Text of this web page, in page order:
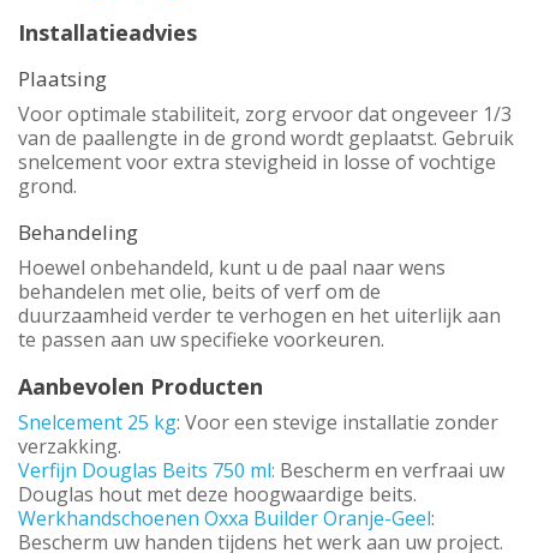
Installatieadvies
Plaatsing
Voor optimale stabiliteit, zorg ervoor dat ongeveer 1/3
van de paallengte in de grond wordt geplaatst. Gebruik
snelcement voor extra stevigheid in losse of vochtige
grond.
Behandeling
Hoewel onbehandeld, kunt u de paal naar wens
behandelen met olie, beits of verf om de
duurzaamheid verder te verhogen en het uiterlijk aan
te passen aan uw specifieke voorkeuren.
Aanbevolen Producten
Snelcement 25 kg: Voor een stevige installatie zonder
verzakking.
Verfijn Douglas Beits 750 ml: Bescherm en verfraai uw
Douglas hout met deze hoogwaardige beits.
Werkhandschoenen Oxxa Builder Oranje-Geel:
Bescherm uw handen tijdens het werk aan uw project.